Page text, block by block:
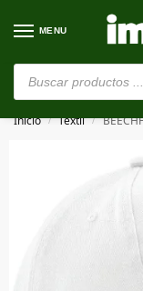
MENU
⚠️ Estamos
Inicio / Textil /